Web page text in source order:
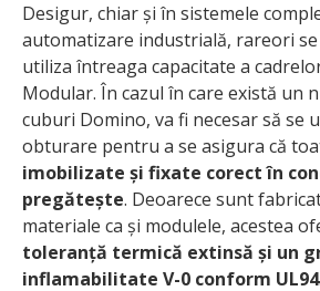
Desigur, chiar și în sistemele
automatizare industrială, rareori se
utiliza întreaga capacitate a
Modular. În cazul în care există un
cuburi Domino, va fi necesar să se
obturare pentru a se asigura că
imobilizate și fixate corect în
pregătește. Deoarece sunt
materiale ca și modulele, acestea
toleranță termică extinsă și un
inflamabilitate V-0 conform UL94.